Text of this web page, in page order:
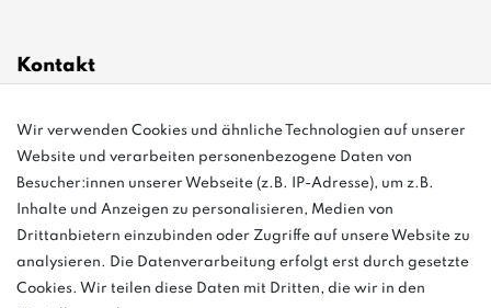
Kontakt
info@bonvenon.de
03763 4048350
Montag - Freitag, 08:00 - 16:00
Anrufe aus dem dt. Festnetz zum Ortstarif, Preise aus dem Mobilfunknetz
ggf. abweichend (abhängig vom Provider).
Wir verwenden Cookies und ähnliche Technologien auf unserer
Website und verarbeiten personenbezogene Daten von
Besucher:innen unserer Webseite (z.B. IP-Adresse), um z.B.
Inhalte und Anzeigen zu personalisieren, Medien von
Drittanbietern einzubinden oder Zugriffe auf unsere Website zu
analysieren. Die Datenverarbeitung erfolgt erst durch gesetzte
Cookies. Wir teilen diese Daten mit Dritten, die wir in den